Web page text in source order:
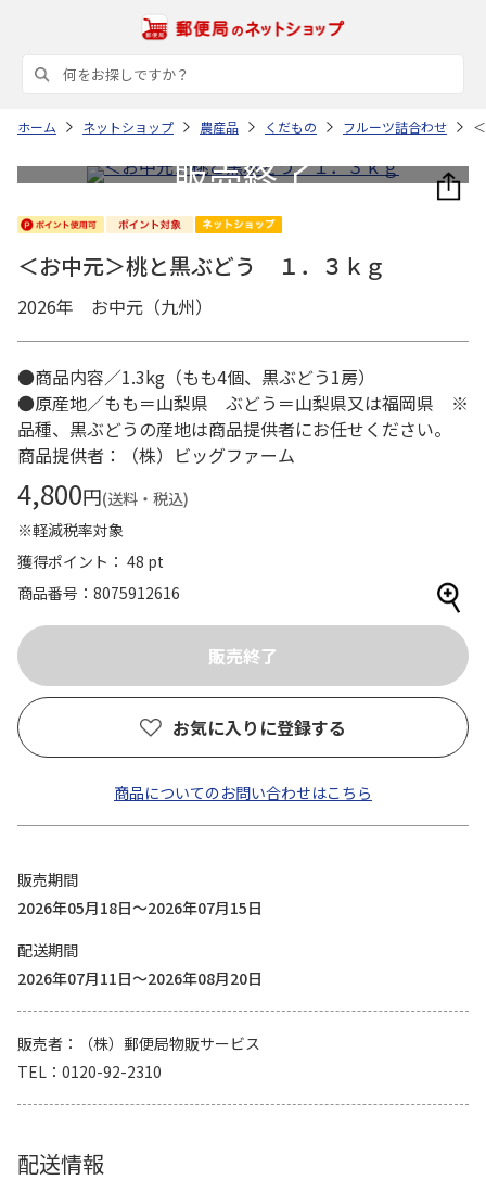
ホーム ネットショップ 農産品 くだもの フルーツ詰合わせ
＜お中元＞桃と黒ぶどう １．３ｋｇ
2026年 お中元（九州）
●商品内容／1.3kg（もも4個、黒ぶどう1房）
●原産地／もも＝山梨県 ぶどう＝山梨県又は福岡県 ※
品種、黒ぶどうの産地は商品提供者にお任せください。
商品提供者：（株）ビッグファーム
4,800円(送料・税込)
※軽減税率対象
獲得ポイント： 48 pt
商品番号
8075912616
お気に入りに登録する
商品についてのお問い合わせはこちら
販売期間
2026年05月18日～2026年07月15日
配送期間
2026年07月11日～2026年08月20日
販売者
（株）郵便局物販サービス
TEL
0120-92-2310
配送情報